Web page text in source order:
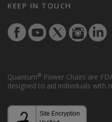
KEEP IN TOUCH
Quantum® Power Chairs are
designed to aid individuals with